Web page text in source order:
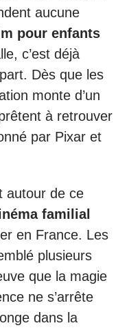
aucune
pour enfants
c’est déjà
Dès que les
monte d’un
à retrouver
par Pixar et
autour de ce
familial
en France. Les
plusieurs
que la magie
ne s’arrête
dans la